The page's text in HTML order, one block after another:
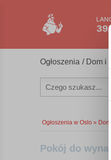
Ogłoszenia / Dom i
Ogłoszenia w Oslo »
Pokój do